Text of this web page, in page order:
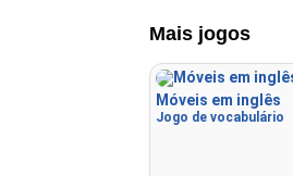
Mais jogos
Móveis em inglês
Jogo de vocabulário